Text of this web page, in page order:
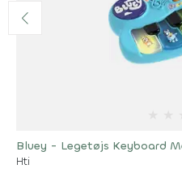
Bluey - Legetøjs Keyboard
Hti